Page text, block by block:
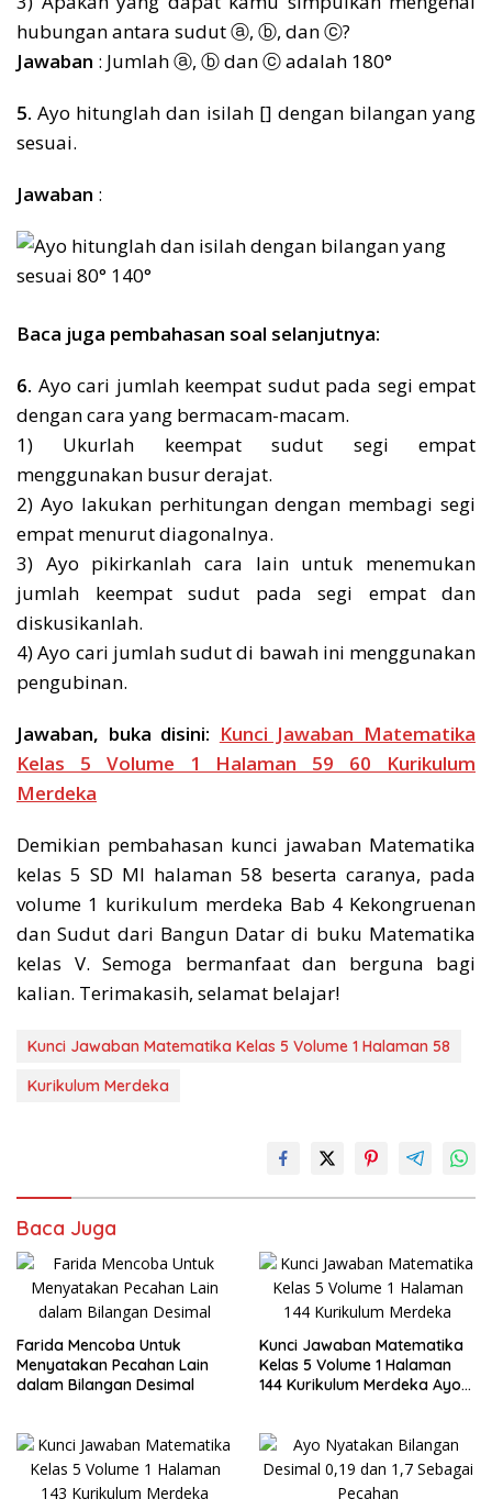
hubungan antara sudut ⓐ, ⓑ, dan ⓒ?
Jawaban : Jumlah ⓐ, ⓑ dan ⓒ adalah 180°
5. Ayo hitunglah dan isilah [] dengan bilangan yang
sesuai.
Jawaban :
Baca juga pembahasan soal selanjutnya:
6. Ayo cari jumlah keempat sudut pada segi empat
dengan cara yang bermacam-macam.
1) Ukurlah keempat sudut segi empat
menggunakan busur derajat.
2) Ayo lakukan perhitungan dengan membagi segi
empat menurut diagonalnya.
3) Ayo pikirkanlah cara lain untuk menemukan
jumlah keempat sudut pada segi empat dan
diskusikanlah.
4) Ayo cari jumlah sudut di bawah ini menggunakan
pengubinan.
Jawaban, buka disini: Kunci Jawaban Matematika
Kelas 5 Volume 1 Halaman 59 60 Kurikulum
Merdeka
Demikian pembahasan kunci jawaban Matematika
kelas 5 SD MI halaman 58 beserta caranya, pada
volume 1 kurikulum merdeka Bab 4 Kekongruenan
dan Sudut dari Bangun Datar di buku Matematika
kelas V. Semoga bermanfaat dan berguna bagi
kalian. Terimakasih, selamat belajar!
Kunci Jawaban Matematika Kelas 5 Volume 1 Halaman 58
Kurikulum Merdeka
Baca Juga
Farida Mencoba Untuk
Menyatakan Pecahan Lain
dalam Bilangan Desimal
Kunci Jawaban Matematika
Kelas 5 Volume 1 Halaman
144 Kurikulum Merdeka Ayo